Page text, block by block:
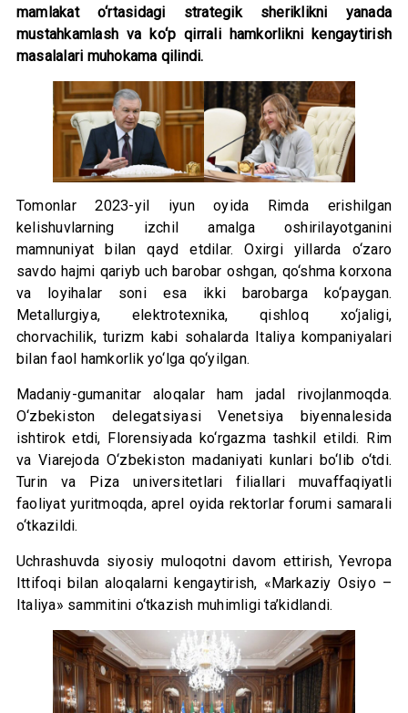
mamlakat o‘rtasidagi strategik sheriklikni yanada
mustahkamlash va ko‘p qirrali hamkorlikni kengaytirish
masalalari muhokama qilindi.
Tomonlar 2023-yil iyun oyida Rimda erishilgan
kelishuvlarning izchil amalga oshirilayotganini
mamnuniyat bilan qayd etdilar. Oxirgi yillarda o‘zaro
savdo hajmi qariyb uch barobar oshgan, qo‘shma korxona
va loyihalar soni esa ikki barobarga ko‘paygan.
Metallurgiya, elektrotexnika, qishloq xo‘jaligi,
chorvachilik, turizm kabi sohalarda Italiya kompaniyalari
bilan faol hamkorlik yo‘lga qo‘yilgan.
Madaniy-gumanitar aloqalar ham jadal rivojlanmoqda.
O‘zbekiston delegatsiyasi Venetsiya biyennalesida
ishtirok etdi, Florensiyada ko‘rgazma tashkil etildi. Rim
va Viarejoda O‘zbekiston madaniyati kunlari bo‘lib o‘tdi.
Turin va Piza universitetlari filiallari muvaffaqiyatli
faoliyat yuritmoqda, aprel oyida rektorlar forumi samarali
o‘tkazildi.
Uchrashuvda siyosiy muloqotni davom ettirish, Yevropa
Ittifoqi bilan aloqalarni kengaytirish, «Markaziy Osiyo –
Italiya» sammitini o‘tkazish muhimligi ta’kidlandi.